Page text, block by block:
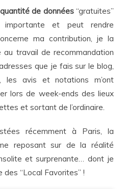
quantité de données“gratuites”
et peut rendre
ma contribution, je la
au travail de recommandation
que je fais sur le blog,
les avis et notations m’ont
lors de week-ends des lieux
et sortant de l’ordinaire.
récemment à Paris, la
reposant sur de la réalité
et surprenante… dont je
“Local Favorites” !